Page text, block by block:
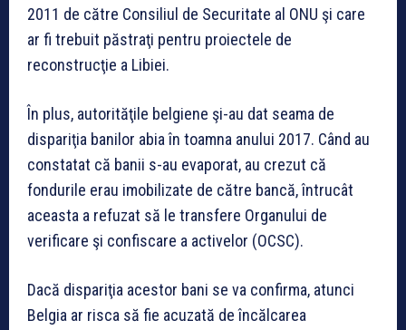
2011 de către Consiliul de Securitate al ONU şi care
ar fi trebuit păstraţi pentru proiectele de
reconstrucţie a Libiei.
În plus, autorităţile belgiene şi-au dat seama de
dispariţia banilor abia în toamna anului 2017. Când au
constatat că banii s-au evaporat, au crezut că
fondurile erau imobilizate de către bancă, întrucât
aceasta a refuzat să le transfere Organului de
verificare şi confiscare a activelor (OCSC).
Dacă dispariţia acestor bani se va confirma, atunci
Belgia ar risca să fie acuzată de încălcarea